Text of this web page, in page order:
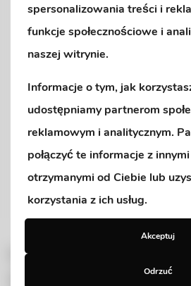
promyczek
spersonalizowania treści i
funkcje społecznościowe i
naszej witrynie.
Informacje o tym, jak
udostępniamy partnerom
reklamowym i analitycznym.
połączyć te informacje z
otrzymanymi od Ciebie lub
korzystania z ich usług.
Akceptuj
Odrzuć